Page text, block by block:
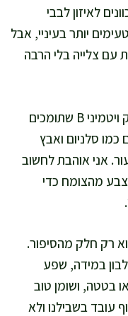
לאיזון לבבי
יותר בעיניי, אבל
עם צלייה בלי הרבה
מבחינת מיקרו-נוטריינטים, עוף מספק ויטמיני B שתומכים
כמו סלניום ואבץ
אני אוהבת לחשוב
מהצומח כדי
רק חלק מהסיפור.
במידה, שפע
בטטה, ושומן טוב
עובד בשבילנו ולא